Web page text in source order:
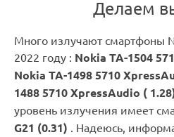
Делаем
Много излучают смартфоны
2022 году : Nokia TA-1504
Nokia TA-1498 5710
1488 5710 XpressAudio (
уровень излучения имеет
G21 (0.31) . Надеюсь,